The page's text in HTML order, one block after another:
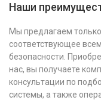
Наши
Мы предлагаем
соответствующее
безопасности.
нас, вы получаете
консультации по
системы, а также